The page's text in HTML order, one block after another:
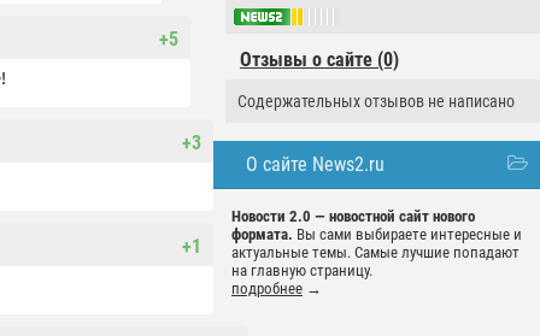
Отзывы о сайте (0)
Содержательных отзывов не написано
О сайте News2.ru
Новости 2.0 — новостной сайт нового
формата. Вы сами выбираете интересные и
актуальные темы. Самые лучшие попадают
на главную страницу.
подробнее →
+5
+3
+1